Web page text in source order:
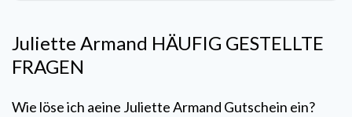
Juliette Armand HÄUFIG GESTELLTE
FRAGEN
Wie löse ich aeine Juliette Armand Gutschein ein?